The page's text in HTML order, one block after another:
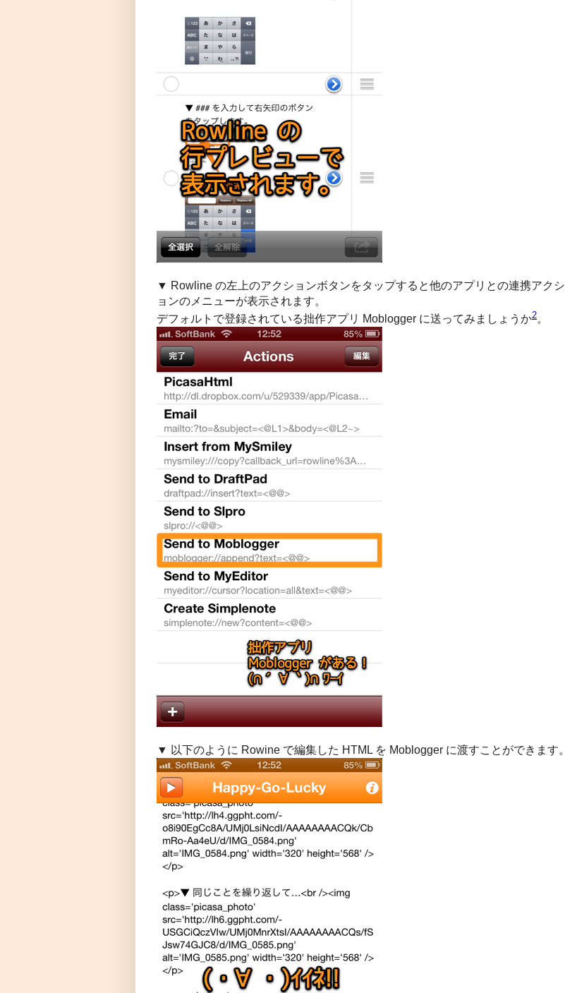
▼ Rowline の左上のアクションボタンをタップすると他のアプリとの連携アクシ
ョンのメニューが表示されます。
デフォルトで登録されている拙作アプリ Moblogger に送ってみましょうか2。
▼ 以下のように Rowine で編集した HTML を Moblogger に渡すことができます。